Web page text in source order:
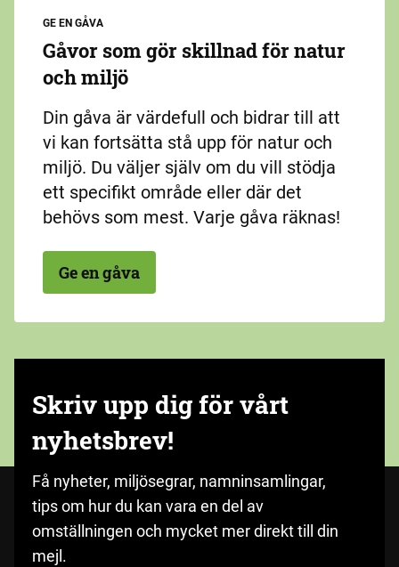
GE EN GÅVA
Gåvor som gör skillnad för natur
och miljö
Din gåva är värdefull och bidrar till att
vi kan fortsätta stå upp för natur och
miljö. Du väljer själv om du vill stödja
ett specifikt område eller där det
behövs som mest. Varje gåva räknas!
Ge en gåva
Skriv upp dig för vårt
nyhetsbrev!
Få nyheter, miljösegrar, namninsamlingar,
tips om hur du kan vara en del av
omställningen och mycket mer direkt till din
mejl.